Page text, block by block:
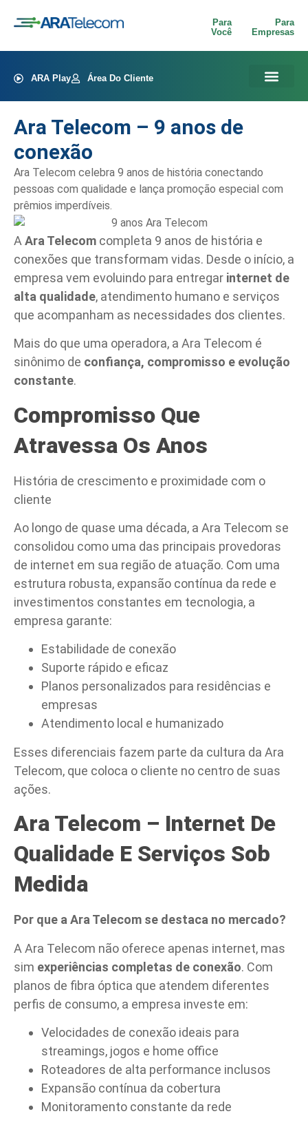
Para
Você
Para
Empresas
ARA Play Área Do Cliente
Ara Telecom – 9 anos de
conexão
Ara Telecom celebra 9 anos de história conectando
pessoas com qualidade e lança promoção especial com
prêmios imperdíveis.
A Ara Telecom completa 9 anos de história e
conexões que transformam vidas. Desde o início, a
empresa vem evoluindo para entregar internet de
alta qualidade, atendimento humano e serviços
que acompanham as necessidades dos clientes.
Mais do que uma operadora, a Ara Telecom é
sinônimo de confiança, compromisso e evolução
constante.
Compromisso Que
Atravessa Os Anos
História de crescimento e proximidade com o
cliente
Ao longo de quase uma década, a Ara Telecom se
consolidou como uma das principais provedoras
de internet em sua região de atuação. Com uma
estrutura robusta, expansão contínua da rede e
investimentos constantes em tecnologia, a
empresa garante:
Estabilidade de conexão
Suporte rápido e eficaz
Planos personalizados para residências e
empresas
Atendimento local e humanizado
Esses diferenciais fazem parte da cultura da Ara
Telecom, que coloca o cliente no centro de suas
ações.
Ara Telecom – Internet De
Qualidade E Serviços Sob
Medida
Por que a Ara Telecom se destaca no mercado?
A Ara Telecom não oferece apenas internet, mas
sim experiências completas de conexão. Com
planos de fibra óptica que atendem diferentes
perfis de consumo, a empresa investe em:
Velocidades de conexão ideais para
streamings, jogos e home office
Roteadores de alta performance inclusos
Expansão contínua da cobertura
Monitoramento constante da rede